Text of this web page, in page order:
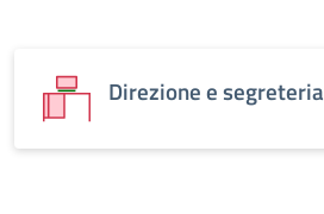
Direzione e segreteria